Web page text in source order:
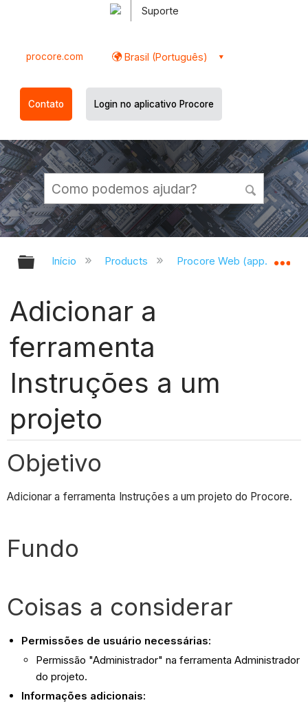
Suporte
procore.com Brasil (Português)
Contato Login no aplicativo Procore
Expandir/recolher hierarquia
Início Products Procore Web
Adicionar a
ferramenta
Instruções a um
projeto
Objetivo
Adicionar a ferramenta Instruções a um projeto do Procore.
Fundo
Coisas a considerar
Permissões de usuário necessárias:
Permissão "Administrador" na ferramenta Administrador
do projeto.
Informações adicionais: